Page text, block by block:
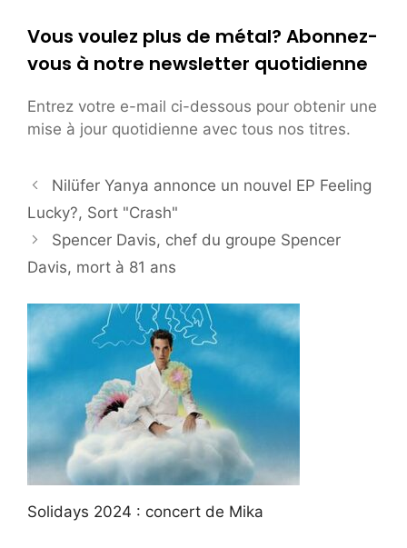
Vous voulez plus de métal? Abonnez-
vous à notre newsletter quotidienne
Entrez votre e-mail ci-dessous pour obtenir une
mise à jour quotidienne avec tous nos titres.
Nilüfer Yanya annonce un nouvel EP Feeling
Lucky?, Sort "Crash"
Spencer Davis, chef du groupe Spencer
Davis, mort à 81 ans
Solidays 2024 : concert de Mika